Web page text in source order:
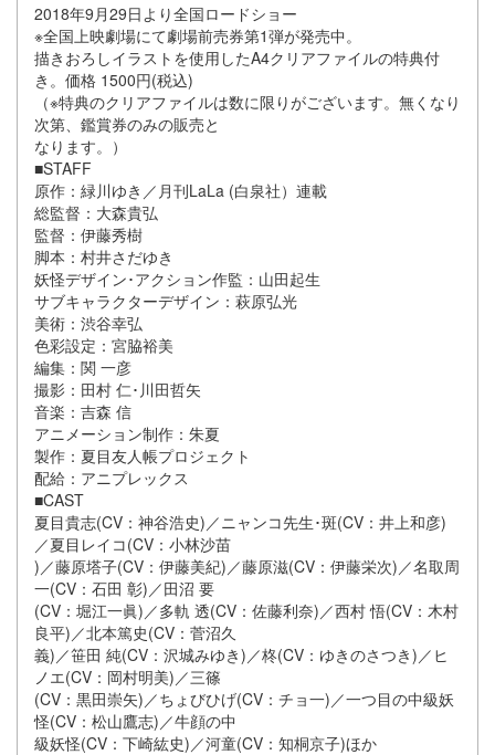
2018年9月29日より全国ロードショー
※全国上映劇場にて劇場前売券第1弾が発売中。
描きおろしイラストを使用したA4クリアファイルの特典付
き。価格 1500円(税込)
（※特典のクリアファイルは数に限りがございます。無くなり
次第、鑑賞券のみの販売と
なります。）
■STAFF
原作：緑川ゆき／月刊LaLa (白泉社）連載
総監督：大森貴弘
監督：伊藤秀樹
脚本：村井さだゆき
妖怪デザイン･アクション作監：山田起生
サブキャラクターデザイン：萩原弘光
美術：渋谷幸弘
色彩設定：宮脇裕美
編集：関 一彦
撮影：田村 仁･川田哲矢
音楽：吉森 信
アニメーション制作：朱夏
製作：夏目友人帳プロジェクト
配給：アニプレックス
■CAST
夏目貴志(CV：神谷浩史)／ニャンコ先生･斑(CV：井上和彦)
／夏目レイコ(CV：小林沙苗
)／藤原塔子(CV：伊藤美紀)／藤原滋(CV：伊藤栄次)／名取周
一(CV：石田 彰)／田沼 要
(CV：堀江一眞)／多軌 透(CV：佐藤利奈)／西村 悟(CV：木村
良平)／北本篤史(CV：菅沼久
義)／笹田 純(CV：沢城みゆき)／柊(CV：ゆきのさつき)／ヒ
ノエ(CV：岡村明美)／三篠
(CV：黒田崇矢)／ちょびひげ(CV：チョ一)／一つ目の中級妖
怪(CV：松山鷹志)／牛顔の中
級妖怪(CV：下崎紘史)／河童(CV：知桐京子)ほか